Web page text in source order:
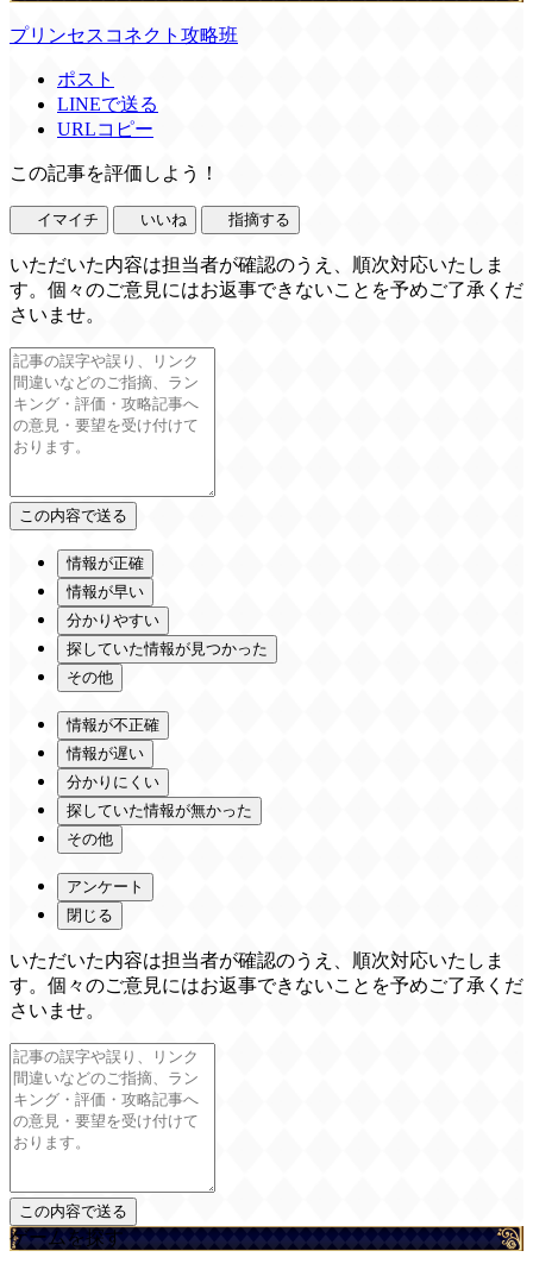
プリンセスコネクト攻略班
ポスト
LINEで送る
URLコピー
この記事を評価しよう！
イマイチ いいね 指摘する
いただいた内容は担当者が確認のうえ、順次対応いたしま
す。個々のご意見にはお返事できないことを予めご了承くだ
さいませ。
情報が正確
情報が早い
分かりやすい
探していた情報が見つかった
その他
情報が不正確
情報が遅い
分かりにくい
探していた情報が無かった
その他
アンケート
閉じる
いただいた内容は担当者が確認のうえ、順次対応いたしま
す。個々のご意見にはお返事できないことを予めご了承くだ
さいませ。
ゲームを探す